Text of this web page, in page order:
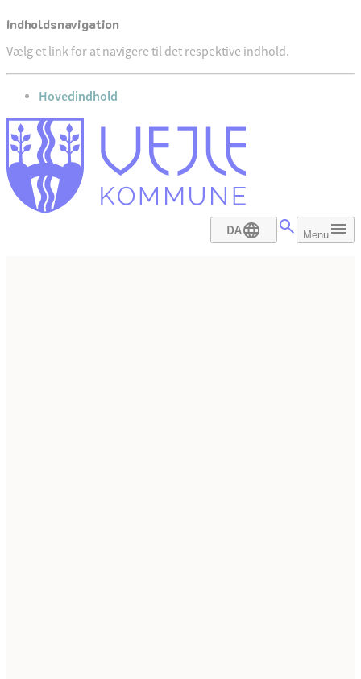
Indholdsnavigation
Vælg et link for at navigere til det respektive indhold.
gå til
Hovedindhold
DA Menu